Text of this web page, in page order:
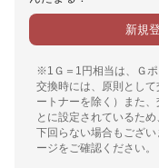
新規
※1Ｇ＝1円相当は、Ｇポ
交換時には、原則とし
ートナーを除く）また
とに設定されているた
下回らない場合もござ
ージをご確認ください。